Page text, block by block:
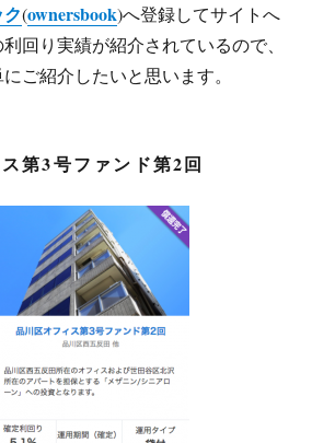
ク(ownersbook)へ登録してサイトへ
回り実績が紹介されているので、
ご紹介したいと思います。
第3号ファンド第2回